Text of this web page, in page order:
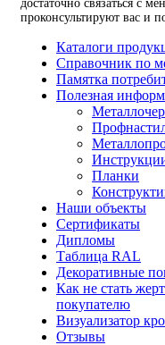
достаточно связаться с
проконсультируют вас и
Каталоги
Справочник по
Памятка
Полезная
Планки
Наши объекты
Сертификаты
Дипломы
Таблица RAL
Декоративные
Как не стать
покупателю
Визуализатор
Отзывы